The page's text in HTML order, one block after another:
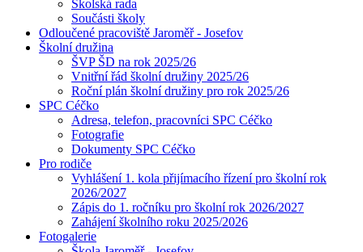
Školská rada
Součásti školy
Odloučené pracoviště Jaroměř - Josefov
Školní družina
ŠVP ŠD na rok 2025/26
Vnitřní řád školní družiny 2025/26
Roční plán školní družiny pro rok 2025/26
SPC Céčko
Adresa, telefon, pracovníci SPC Céčko
Fotografie
Dokumenty SPC Céčko
Pro rodiče
Vyhlášení 1. kola přijímacího řízení pro školní rok
2026/2027
Zápis do 1. ročníku pro školní rok 2026/2027
Zahájení školního roku 2025/2026
Fotogalerie